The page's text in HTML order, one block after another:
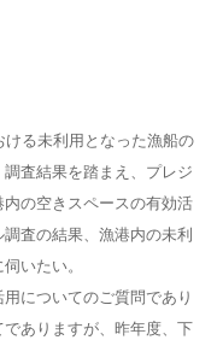
ける未利用となった漁船の
査結果を踏まえ、プレジ
の空きスペースの有効活
査の結果、漁港内の未利
いたい。
についてのご質問であり
ありますが、昨年度、下